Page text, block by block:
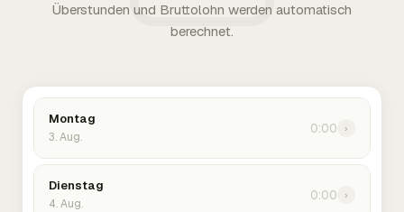
Überstunden und Bruttolohn werden automatisch
berechnet.
Montag
3. Aug.
0:00 ›
Dienstag
4. Aug.
0:00 ›